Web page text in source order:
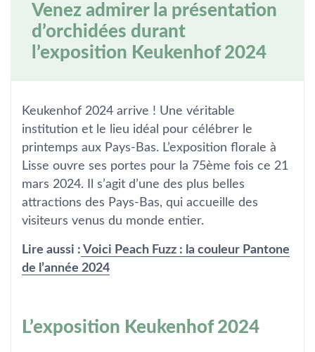
Venez admirer la présentation
d’orchidées durant
l’exposition Keukenhof 2024
Keukenhof 2024 arrive ! Une véritable
institution et le lieu idéal pour célébrer le
printemps aux Pays-Bas. L’exposition florale à
Lisse ouvre ses portes pour la 75ème fois ce 21
mars 2024. Il s’agit d’une des plus belles
attractions des Pays-Bas, qui accueille des
visiteurs venus du monde entier.
Lire aussi : Voici Peach Fuzz : la couleur Pantone
de l’année 2024
L’exposition Keukenhof 2024